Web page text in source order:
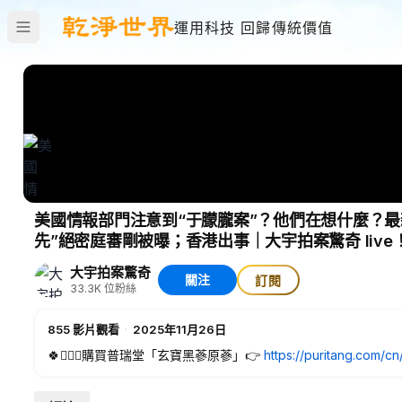
運用科技 回歸傳統價值
美國情報部門注意到“于朦朧案”？他們在想什麼？
先”絕密庭審剛被曝；香港出事｜大宇拍案驚奇 live！
大宇拍案驚奇
33.3K 位粉絲
關注 訂閱
855影片觀看 · 2025年11月26日
🍀🙋🏻‍♂購買普瑞堂「玄寶黑蔘原蔘」👉 https://puritang.com/